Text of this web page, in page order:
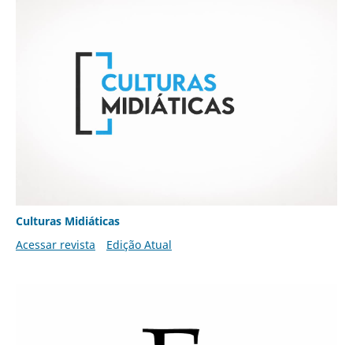
Culturas Midiáticas
Acessar revista
Edição Atual